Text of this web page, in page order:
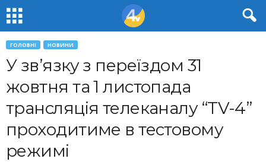
ГОЛОВНІ НОВИНИ
У зв’язку з переїздом 31
жовтня та 1 листопада
трансляція телеканалу “ТV-4”
проходитиме в тестовому
режимі